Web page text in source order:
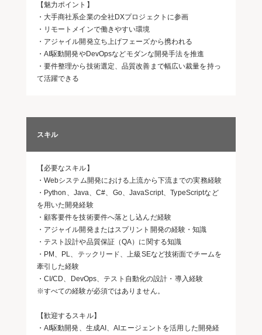
【魅力ポイント】
・大手商社系企業の全社DXプロジェクトに参画
・リモートメインで働きやすい環境
・アジャイル開発立ち上げフェーズから携われる
・AI駆動開発やDevOpsなどモダンな開発手法を推進
・要件整理から技術選定、品質改善まで幅広い裁量を持っ
て活躍できる
スキル
【必要なスキル】
・Webシステム開発における上流から下流までの実務経験
・Python、Java、C#、Go、JavaScript、TypeScriptなど
を用いた開発経験
・顧客要件を技術要件へ落とし込んだ経験
・アジャイル開発またはスプリント開発の経験・知識
・テスト設計や品質保証（QA）に関する知識
・PM、PL、テックリード、上級SEなど技術面でチームを
牽引した経験
・CI/CD、DevOps、テスト自動化の設計・導入経験
※すべての経験が必須ではありません。
【歓迎するスキル】
・AI駆動開発、生成AI、AIエージェントを活用した開発経